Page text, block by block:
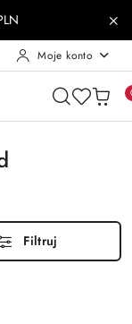
Moje konto
Filtruj